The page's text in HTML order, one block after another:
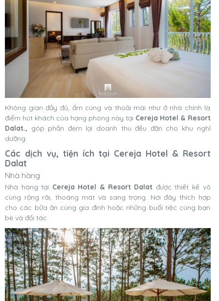
Không gian đầy đủ, ấm cúng và thoải mái như ở nhà chính là
điểm hút khách của hạng phòng này tại Cereja Hotel & Resort
Dalat., góp phần đem lại doanh thu đều đặn cho khu nghỉ
dưỡng.
Các dịch vụ, tiện ích tại Cereja Hotel & Resort
Dalat
Nhà hàng
Nhà hàng tại Cereja Hotel & Resort Dalat được thiết kế vô
cùng rộng rãi, thoáng mát và sang trọng. Nơi đây thích hợp
cho các bữa ăn cùng gia đình hoặc những buổi tiệc cùng bạn
bè và đối tác.